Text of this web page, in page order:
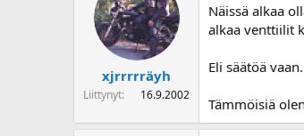
xjrrrrräyh
Liittynyt 16.9.2002
Näissä alkaa
alkaa venttiilit
Eli säätöä
Tämmöisiä